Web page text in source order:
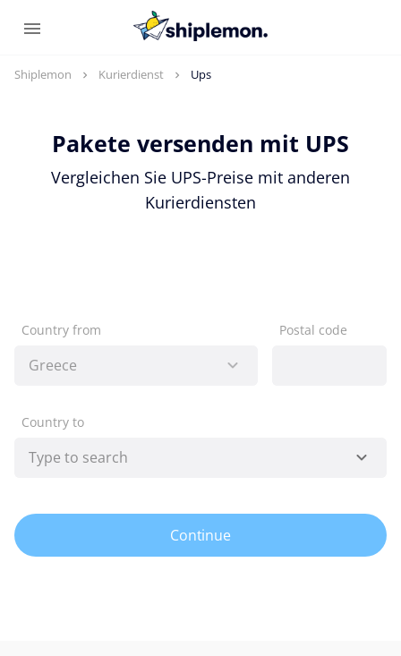
Shiplemon Kurierdienst Ups
Pakete versenden mit UPS
Vergleichen Sie UPS-Preise mit anderen
Kurierdiensten
Country from Postal code
Country to
Continue